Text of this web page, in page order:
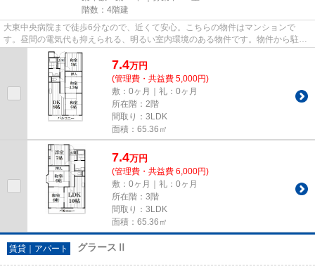
階数：4階建
大東中央病院まで徒歩6分なので、近くて安心。こちらの物件はマンションで
す。昼間の電気代も抑えられる、明るい室内環境のある物件です。物件から駐車
場までの距離は300mです。住都エ...
7.4万円
(管理費・共益費 5,000円)
敷：0ヶ月｜礼：0ヶ月
所在階：2階
間取り：3LDK
面積：65.36㎡
7.4万円
(管理費・共益費 6,000円)
敷：0ヶ月｜礼：0ヶ月
所在階：3階
間取り：3LDK
面積：65.36㎡
賃貸｜アパート グラースⅡ